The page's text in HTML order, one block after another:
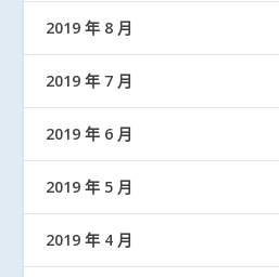
2019 年 8 月
2019 年 7 月
2019 年 6 月
2019 年 5 月
2019 年 4 月